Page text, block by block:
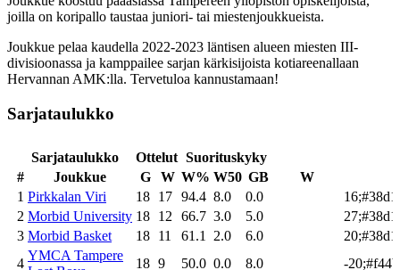
joilla on koripallo taustaa juniori- tai miestenjoukkueista.
Joukkue pelaa kaudella 2022-2023 läntisen alueen miesten III-
divisioonassa ja kamppailee sarjan kärkisijoista kotiareenallaan
Hervannan AMK:lla. Tervetuloa kannustamaan!
Sarjataulukko